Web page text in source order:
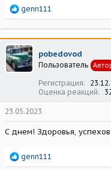
Р
а
к
ц
и
и
genn111
pobedovod
Пользователь
Регистрация
Оценка реакций
23.05.2023
С днем! Здоровья,
Р
genn111